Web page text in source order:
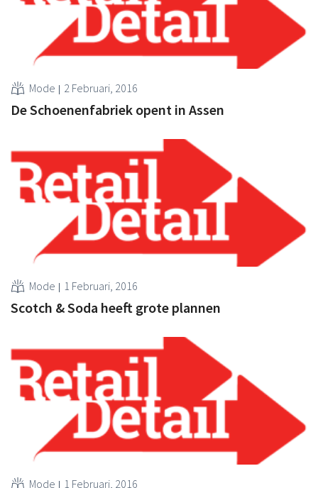
Mode 2 Februari, 2016
De Schoenenfabriek opent in Assen
Mode 1 Februari, 2016
Scotch & Soda heeft grote plannen
Mode 1 Februari, 2016